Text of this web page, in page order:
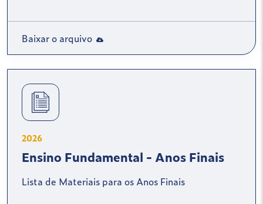
Baixar o arquivo
2026
Ensino Fundamental - Anos Finais
Lista de Materiais para os Anos Finais